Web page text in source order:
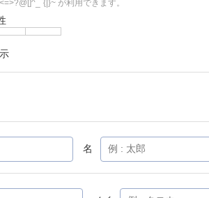
が利用できます。
名